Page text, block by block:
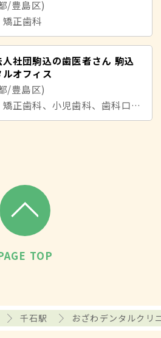
/豊島区)
正歯科
人社団駒込の歯医者さん 駒込
ルオフィス
/豊島区)
歯科、矯正歯科、小児歯科、歯科口腔外科
TOP
千石駅 おざわデンタルクリ